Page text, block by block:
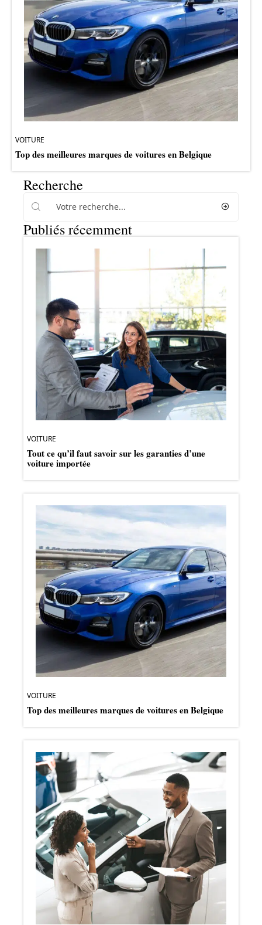
VOITURE
Top des meilleures marques de voitures en Belgique
Recherche
Publiés récemment
VOITURE
Tout ce qu’il faut savoir sur les garanties d’une
voiture importée
VOITURE
Top des meilleures marques de voitures en Belgique